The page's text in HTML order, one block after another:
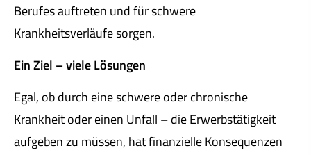
Berufes auftreten und für schwere
Krankheitsverläufe sorgen.
Ein Ziel – viele Lösungen
Egal, ob durch eine schwere oder chronische
Krankheit oder einen Unfall – die Erwerbstätigkeit
aufgeben zu müssen, hat finanzielle Konsequenzen